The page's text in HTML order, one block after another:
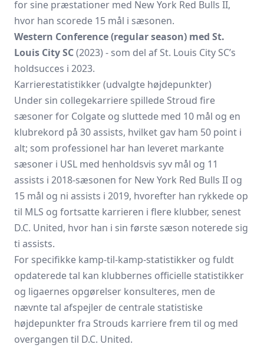
for sine præstationer med New York Red Bulls II,
hvor han scorede 15 mål i sæsonen.
Western Conference (regular season) med St.
Louis City SC(2023) - som del af St. Louis City SC’s
holdsucces i 2023.
Karrierestatistikker (udvalgte højdepunkter)
Under sin collegekarriere spillede Stroud fire
sæsoner for Colgate og sluttede med 10 mål og en
klubrekord på 30 assists, hvilket gav ham 50 point i
alt; som professionel har han leveret markante
sæsoner i USL med henholdsvis syv mål og 11
assists i 2018-sæsonen for New York Red Bulls II og
15 mål og ni assists i 2019, hvorefter han rykkede op
til MLS og fortsatte karrieren i flere klubber, senest
D.C. United, hvor han i sin første sæson noterede sig
ti assists.
For specifikke kamp-til-kamp-statistikker og fuldt
opdaterede tal kan klubbernes officielle statistikker
og ligaernes opgørelser konsulteres, men de
nævnte tal afspejler de centrale statistiske
højdepunkter fra Strouds karriere frem til og med
overgangen til D.C. United.